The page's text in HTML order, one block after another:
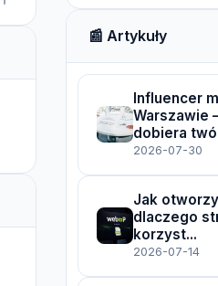
📰 Artykuły
Influencer
Warszawie
dobiera
2026-07-30
Jak
dlaczego
korzyst...
2026-07-14